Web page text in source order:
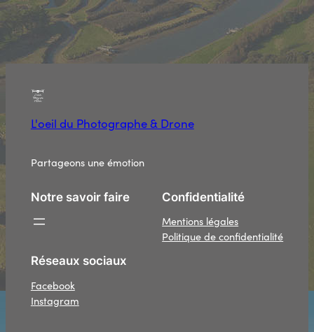
L'oeil du Photographe & Drone
Partageons une émotion
Notre savoir faire
Confidentialité
Mentions légales
Politique de confidentialité
Réseaux sociaux
Facebook
Instagram